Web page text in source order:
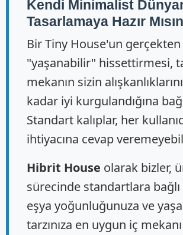
Kendi Minimalist
Tasarlamaya Hazır
Bir Tiny House'un gerçekten
"yaşanabilir" hissettirmesi,
mekanın sizin
kadar iyi kurgulandığına
Standart kalıplar, her
ihtiyacına cevap
Hibrit House olarak bizler,
sürecinde standartlara bağlı
eşya yoğunluğunuza ve
tarzınıza en uygun iç